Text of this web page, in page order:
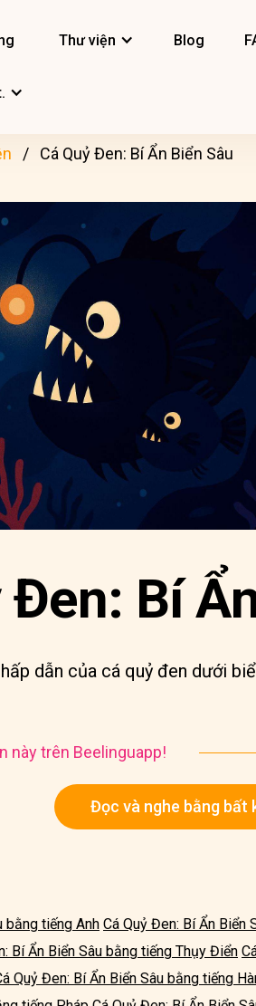
Thư viện Blog
Cá Quỷ Đen: Bí Ẩn Biển Sâu
Đen: Bí
dẫn của cá quỷ đen dưới
này trên Beelinguapp!
Đọc và nghe bằng bất
bằng tiếng Anh Cá Quỷ Đen: Bí Ẩn Biển
Bí Ẩn Biển Sâu bằng tiếng Thụy Điển
Quỷ Đen: Bí Ẩn Biển Sâu bằng tiếng